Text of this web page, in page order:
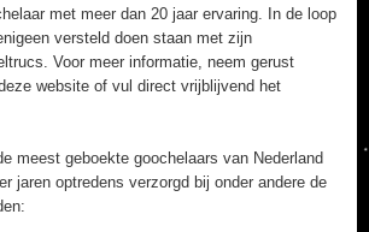
met meer dan 20 jaar ervaring. In de loop
versteld doen staan met zijn
Voor meer informatie, neem gerust
website of vul direct vrijblijvend het
meest geboekte goochelaars van Nederland
jaren optredens verzorgd bij onder andere de